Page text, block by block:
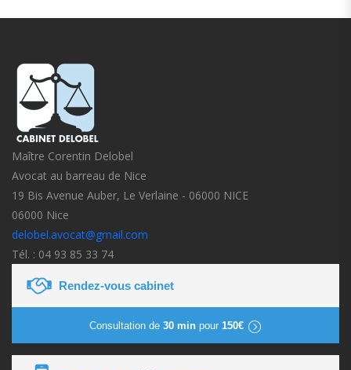
Maître Corentin Delobel
Avocat au barreau de Nice
19 Bis Avenue Auber, Le Verlaine - 06000 NICE
06000 Nice
delobel.avocat@gmail.com
Tél. : 04 93 85 33 74
Rendez-vous cabinet
Consultation de 30 minpour 150€